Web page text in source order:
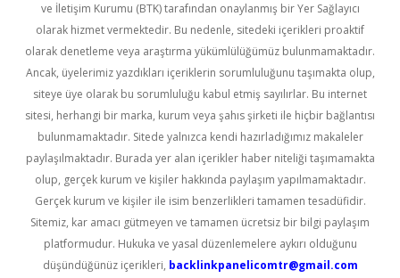
ve İletişim Kurumu (BTK) tarafından onaylanmış bir Yer Sağlayıcı
olarak hizmet vermektedir. Bu nedenle, sitedeki içerikleri proaktif
olarak denetleme veya araştırma yükümlülüğümüz bulunmamaktadır.
Ancak, üyelerimiz yazdıkları içeriklerin sorumluluğunu taşımakta olup,
siteye üye olarak bu sorumluluğu kabul etmiş sayılırlar. Bu internet
sitesi, herhangi bir marka, kurum veya şahıs şirketi ile hiçbir bağlantısı
bulunmamaktadır. Sitede yalnızca kendi hazırladığımız makaleler
paylaşılmaktadır. Burada yer alan içerikler haber niteliği taşımamakta
olup, gerçek kurum ve kişiler hakkında paylaşım yapılmamaktadır.
Gerçek kurum ve kişiler ile isim benzerlikleri tamamen tesadüfidir.
Sitemiz, kar amacı gütmeyen ve tamamen ücretsiz bir bilgi paylaşım
platformudur. Hukuka ve yasal düzenlemelere aykırı olduğunu
düşündüğünüz içerikleri, backlinkpanelicomtr@gmail.com